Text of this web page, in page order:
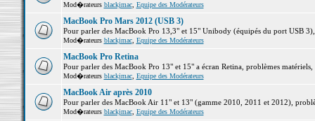
Mod�rateurs blackjmac, Equipe des Modérateurs
MacBook Pro Mars 2012 (USB 3)
Pour parler des MacBook Pro 13,3" et 15" Unibody (équipés du port USB
Mod�rateurs blackjmac, Equipe des Modérateurs
MacBook Pro Retina
Pour parler des MacBook Pro 13" et 15" a écran Retina, problèmes matériels,
Mod�rateurs blackjmac, Equipe des Modérateurs
MacBook Air après 2010
Pour parler des MacBook Air 11" et 13" (gamme 2010, 2011 et 2012),
Mod�rateurs blackjmac, Equipe des Modérateurs